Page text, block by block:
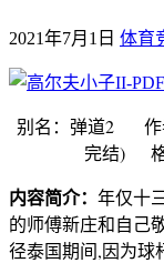
2021年7月1日 体育
别名：弹道2 作
完结)
内容简介： 年仅十
的师傅新庄和自己
径泰国期间,因为球